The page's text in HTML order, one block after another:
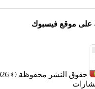
على موقع فيسبوك